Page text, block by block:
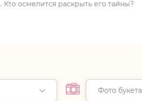
осмелится раскрыть его тайны?
Фото букета